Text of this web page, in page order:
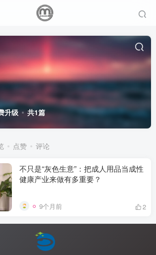
升级 共1篇
点赞 评论
不只是“灰色生意”：把成人用品当成性
健康产业来做有多重要？
9个月前 2